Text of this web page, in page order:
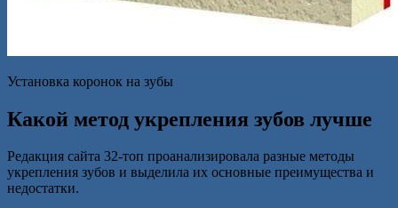
Установка коронок на зубы
Какой метод укрепления зубов лучше
Редакция сайта 32-топ проанализировала разные методы
укрепления зубов и выделила их основные преимущества и
недостатки.